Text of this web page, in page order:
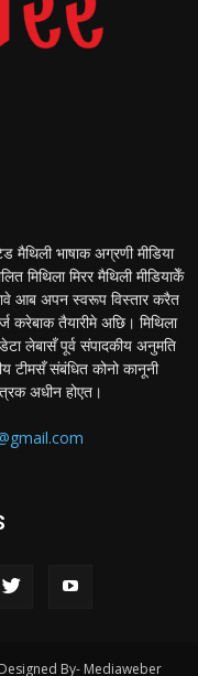
मैथिली भाषाक अग्रणी मीडिया
मिथिला मिरर मैथिली मीडियाकेँ
आब अपन स्वरूप विस्तार करैत
करेबाक तैयारीमे अछि। मिथिला
लेबासँ पूर्व संपादकीय अनुमति
संबंधित कोनो कानूनी
अधीन होएत।
By- Mediaweber